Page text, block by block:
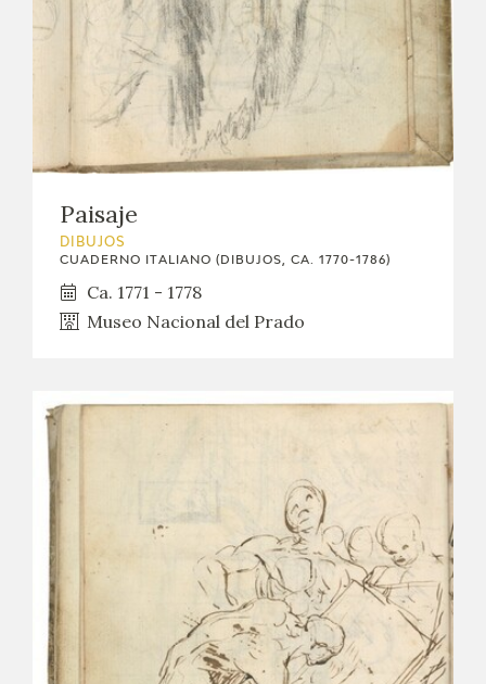
Paisaje
DIBUJOS
CUADERNO ITALIANO (DIBUJOS, CA. 1770-1786)
Ca. 1771 - 1778
Museo Nacional del Prado